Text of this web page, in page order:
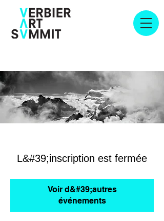
L&#39;inscription est fermée
Voir d&#39;autres
événements